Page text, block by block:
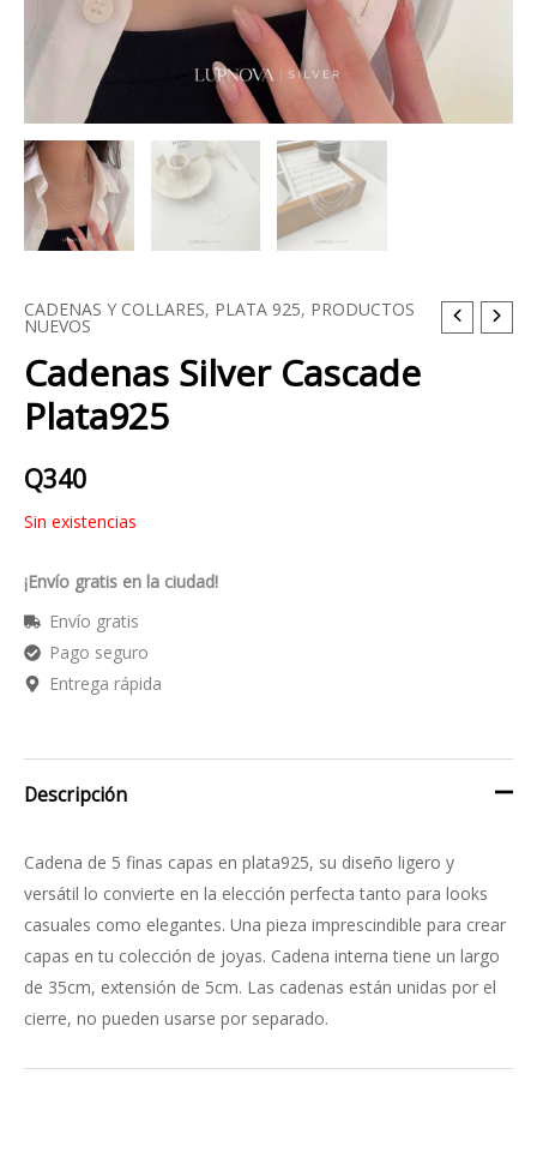
CADENAS Y COLLARES, PLATA 925, PRODUCTOS
NUEVOS
Cadenas Silver Cascade
Plata925
Q340
Sin existencias
¡Envío gratis en la ciudad!
Envío gratis
Pago seguro
Entrega rápida
Descripción
Cadena de 5 finas capas en plata925, su diseño ligero y
versátil lo convierte en la elección perfecta tanto para looks
casuales como elegantes. Una pieza imprescindible para crear
capas en tu colección de joyas. Cadena interna tiene un largo
de 35cm, extensión de 5cm. Las cadenas están unidas por el
cierre, no pueden usarse por separado.